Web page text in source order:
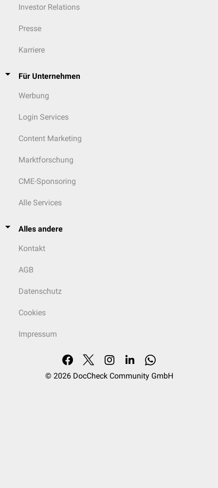
Investor Relations
Presse
Karriere
Für Unternehmen
Werbung
Login Services
Content Marketing
Marktforschung
CME-Sponsoring
Alle Services
Alles andere
Kontakt
AGB
Datenschutz
Cookies
Impressum
© 2026 DocCheck Community GmbH